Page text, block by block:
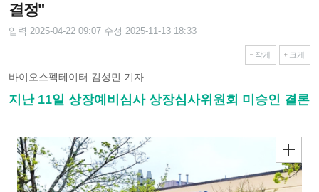
결정"
입력 2025-04-22 09:07 수정 2025-11-13 18:33
작게 크게
바이오스펙테이터 김성민 기자
지난 11일 상장예비심사 상장심사위원회 미승인 결론